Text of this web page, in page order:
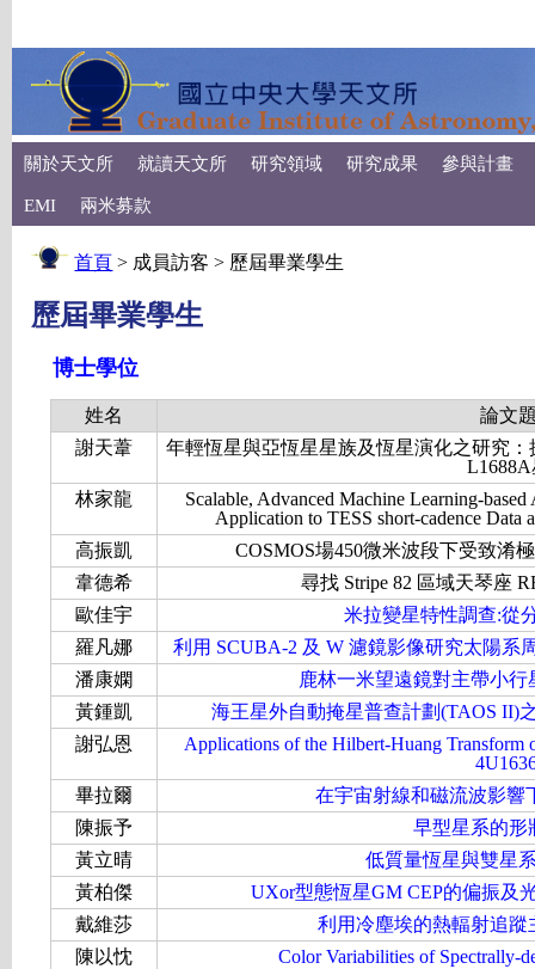
關於天文所 就讀天文所 研究領域 研究成果 參與計畫
EMI 兩米募款
首頁 > 成員訪客 > 歷屆畢業學生
歷屆畢業學生
博士學位
姓名
論文
謝天葦
年輕恆星與亞恆星星族及恆星演化之研究
林家龍
Scalable, Advanced Machine Learning-
Application to TESS short-cadence Data
高振凱
COSMOS場450微米波段下受致淆
韋德希
尋找 Stripe 82 區域天琴座
歐佳宇
米拉變星特性調查:從
羅凡娜
利用 SCUBA-2 及 W 濾鏡影像研究太陽系
潘康嫻
鹿林一米望遠鏡對主帶小
黃鍾凱
海王星外自動掩星普查計劃(TAOS II)
謝弘恩
Applications of the Hilbert-Huang
畢拉爾
在宇宙射線和磁流波影響
陳振予
早型星系的形
黃立晴
低質量恆星與雙星
黃柏傑
UXor型態恆星GM CEP的偏振及
戴維莎
利用冷塵埃的熱輻射追
陳以忱
Color Variabilities of Spectrally-